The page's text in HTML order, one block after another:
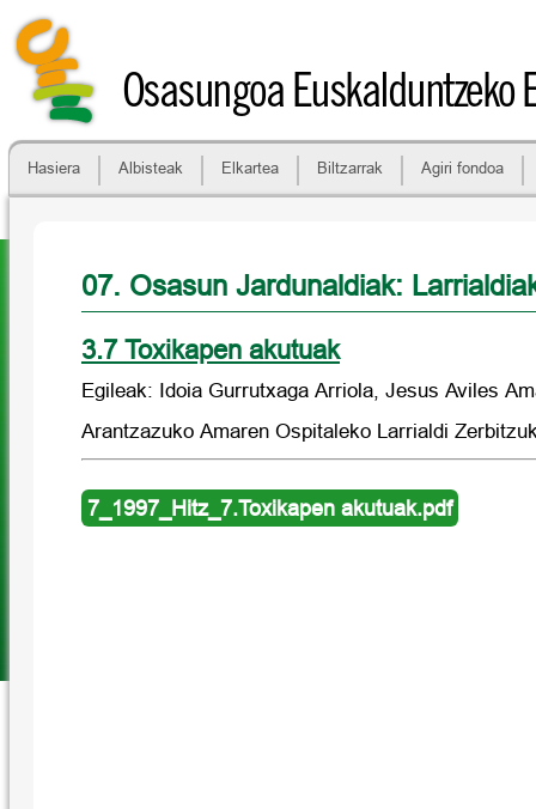
Osasungoa Euskalduntzeko
Hasiera Albisteak Elkartea Biltzarrak Agiri fondoa
07. Osasun Jardunaldiak:
3.7 Toxikapen akutuak
Egileak: Idoia Gurrutxaga Arriola, Jesus Aviles
Arantzazuko Amaren Ospitaleko Larrialdi
7_1997_Hitz_7.Toxikapen akutuak.pdf